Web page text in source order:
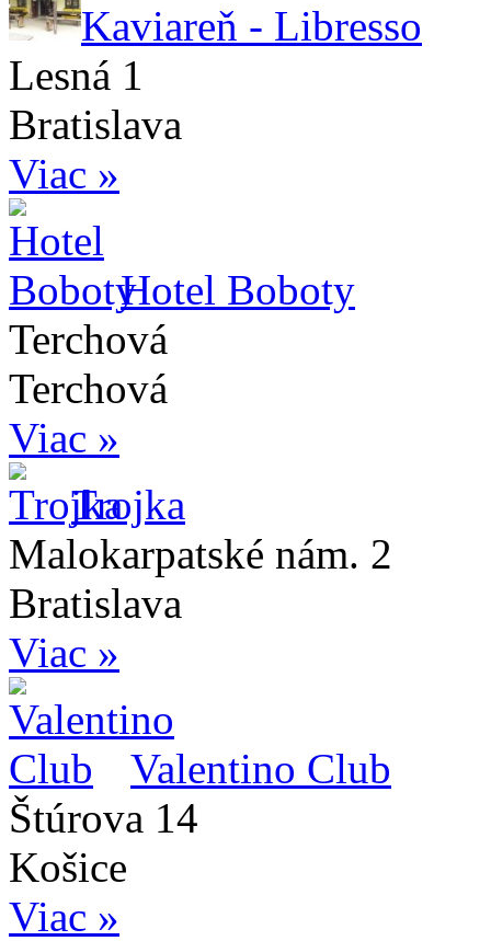
Kaviareň - Libresso
Lesná 1
Bratislava
Viac »
Hotel Boboty
Terchová
Terchová
Viac »
Trojka
Malokarpatské nám. 2
Bratislava
Viac »
Valentino Club
Štúrova 14
Košice
Viac »